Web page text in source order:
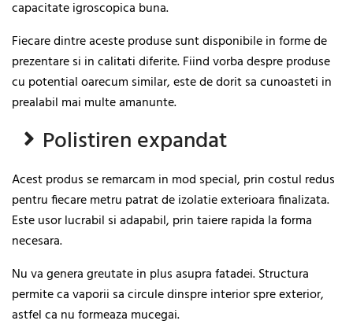
capacitate igroscopica buna.
Fiecare dintre aceste produse sunt disponibile in forme de
prezentare si in calitati diferite. Fiind vorba despre produse
cu potential oarecum similar, este de dorit sa cunoasteti in
prealabil mai multe amanunte.
Polistiren expandat
Acest produs se remarcam in mod special, prin costul redus
pentru fiecare metru patrat de izolatie exterioara finalizata.
Este usor lucrabil si adapabil, prin taiere rapida la forma
necesara.
Nu va genera greutate in plus asupra fatadei. Structura
permite ca vaporii sa circule dinspre interior spre exterior,
astfel ca nu formeaza mucegai.